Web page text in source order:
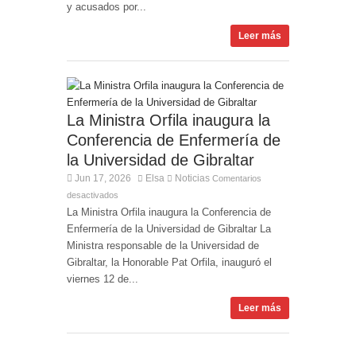
y acusados por...
Leer más
La Ministra Orfila inaugura la
Conferencia de Enfermería de
la Universidad de Gibraltar
Jun 17, 2026 Elsa Noticias Comentarios
desactivados
La Ministra Orfila inaugura la Conferencia de
Enfermería de la Universidad de Gibraltar La
Ministra responsable de la Universidad de
Gibraltar, la Honorable Pat Orfila, inauguró el
viernes 12 de...
Leer más